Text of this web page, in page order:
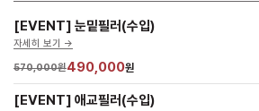
[EVENT] 눈밑필러(수입)
자세히 보기 ->
570,000원490,000원
[EVENT] 애교필러(수입)
체형
항노화수액
기타